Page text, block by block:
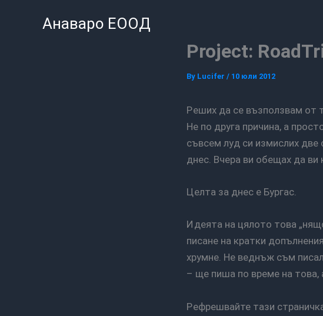
Анаваро ЕООД
Project:
By Lucifer / 10 юли 2012
Реших да се възползвам от тази си почивка за да се разходя малко из България на стоп.
Не по друга причина, а
съвсем луд си измислих две
днес. Вчера ви обещах да ви
Целта за днес е Бургас.
Идеята на цялото това „нящо“ е да блогвам по пътя. Не след това, а в движение –
писане на кратки
хрумне. Не веднъж съм
– ще пиша по време на това,
Рефрешвайте тази страничка редовно, защото ще я допълвам, но ще се опитам да